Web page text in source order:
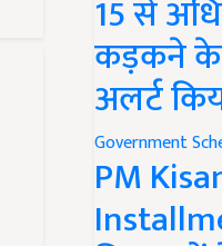
15 से
कड़कने के
अलर्ट
Government
PM